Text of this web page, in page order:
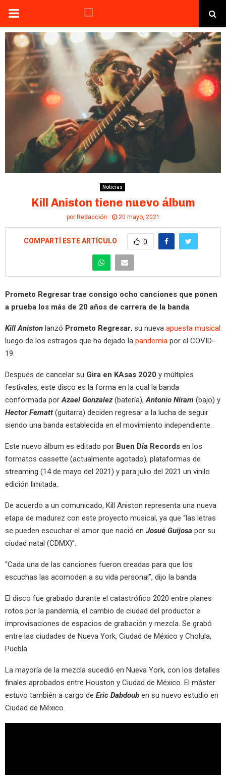
PRIMARY
MENU
Noticias
Kill Aniston tiene nuevo álbum
por Redacción 20 mayo, 2021
COMPARTÍ ESTE ARTÍCULO 0
Prometo Regresar trae consigo ocho canciones que ponen
a prueba los más de 20 años de carrera de la banda
Kill Aniston lanzó Prometo Regresar, su nueva apuesta musical
luego de los estragos que ha dejado la pandemia por el COVID-
19.
Después de cancelar su Gira en KAsas 2020 y múltiples
festivales, este disco es la forma en la cual la banda
conformada porAzael Gonzalez(batería), Antonio Niram (bajo) y
Hector Fematt (guitarra) deciden regresar a la lucha de seguir
siendo una banda establecida en el movimiento independiente.
Este nuevo álbum es editado por Buen Día Records en los
formatos cassette (actualmente agotado), plataformas de
streaming (14 de mayo del 2021) y para julio del 2021 un vinilo
edición limitada.
De acuerdo a un comunicado, Kill Aniston representa una nueva
etapa de madurez con este proyecto musical, ya que “las letras
se pueden escuchar el amor que nació en Josué Guijosa por su
ciudad natal (CDMX)”.
“Cada una de las canciones fueron creadas para que los
escuchas las acomoden a su vida personal”, dijo la banda.
El disco fue grabado durante el catastrófico 2020 entre planes
rotos por la pandemia, el cambio de ciudad del productor e
improvisaciones de espacios de grabación y mezcla. Se grabó
entre las ciudades de Nueva York, Ciudad de México y Cholula,
Puebla.
La mayoría de la mezcla sucedió en Nueva York, con los detalles
finales aprobados entre Houston y Ciudad de México. El máster
estuvo también a cargo de Eric Dabdoub en su nuevo estudio en
Ciudad de México.